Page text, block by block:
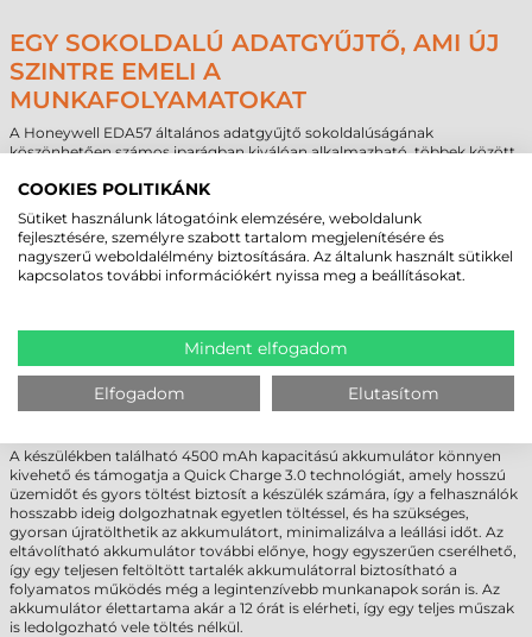
EGY SOKOLDALÚ ADATGYŰJTŐ, AMI ÚJ
SZINTRE EMELI A
MUNKAFOLYAMATOKAT
A Honeywell EDA57 általános adatgyűjtő sokoldalúságának
köszönhetően számos iparágban kiválóan alkalmazható, többek között
valamint a külső helyszíneken végzett munkavégzés során. A
kiskereskedelemben például készletkezelésre és áruátvételre
használhatjuk, míg a szállítmányozás és logisztika területén az eszköz
segíthet a csomagkövetésben és az útvonaltervezésben is. A gyártói
területeken végzett munkavégzés során a készülék hozzájárul a
folyamatok nyomon követéséhez és a minőségellenőrzéshez, míg a
A Honeywell EDA57 általános adatgyűjtő kompatibilis a korábbi EDA52
sorozat legtöbb tartozékával, így csökkentve a bekerülési költségeket és
növelve a gyorsítva a beruházás megtérülését. Az újrahasználható
tartozékok közé tartoznak többek között a töltőállomások, tartók és
A készülékben található 4500 mAh kapacitású akkumulátor könnyen
kivehető és támogatja a Quick Charge 3.0 technológiát, amely hosszú
üzemidőt és gyors töltést biztosít a készülék számára, így a felhasználók
hosszabb ideig dolgozhatnak egyetlen töltéssel, és ha szükséges,
gyorsan újratölthetik az akkumulátort, minimalizálva a leállási időt. Az
eltávolítható akkumulátor további előnye, hogy egyszerűen cserélhető,
így egy teljesen feltöltött tartalék akkumulátorral biztosítható a
folyamatos működés még a legintenzívebb munkanapok során is. Az
akkumulátor élettartama akár a 12 órát is elérheti, így egy teljes műszak
is ledolgozható vele töltés nélkül.
COOKIES POLITIKÁNK
Sütiket használunk látogatóink elemzésére, weboldalunk
fejlesztésére, személyre szabott tartalom megjelenítésére és
nagyszerű weboldalélmény biztosítására. Az általunk használt sütikkel
kapcsolatos további információkért nyissa meg a beállításokat.
Mindent elfogadom
Elfogadom Elutasítom